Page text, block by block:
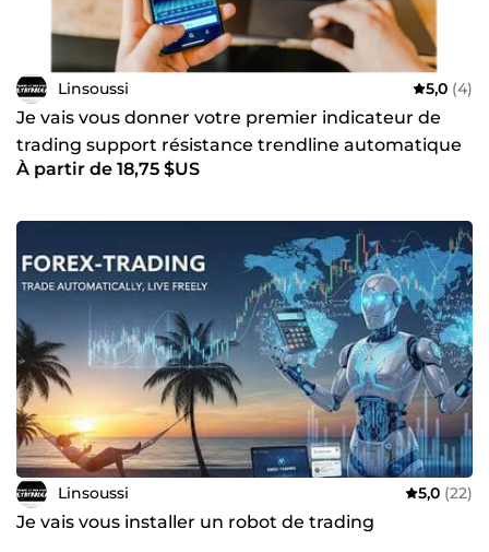
Linsoussi 5,0 (4)
Je vais vous donner votre premier indicateur de
trading support résistance trendline automatique
À partir de 18,75 $US
Linsoussi 5,0 (22)
Je vais vous installer un robot de trading